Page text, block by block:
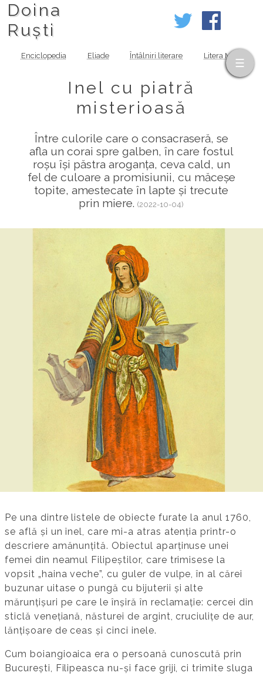
Doina
Ruști
Enciclopedia Eliade Întâlniri literare Litera MOV
Inel cu piatră
misterioasă
Între culorile care o consacraseră, se
afla un corai spre galben, în care fostul
roșu își păstra aroganța, ceva cald, un
fel de culoare a promisiunii, cu măceșe
topite, amestecate în lapte și trecute
prin miere.(2022-10-04)
Pe una dintre listele de obiecte furate la anul 1760,
se află și un inel, care mi-a atras atenția printr-o
descriere amănunțită. Obiectul aparținuse unei
femei din neamul Filipeștilor, care trimisese la
vopsit „haina veche”, cu guler de vulpe, în al cărei
buzunar uitase o pungă cu bijuterii și alte
mărunțișuri pe care le înșiră în reclamație: cercei din
sticlă venețiană, năsturei de argint, cruciulițe de aur,
lănțișoare de ceas și cinci inele.
Cum boiangioaica era o persoană cunoscută prin
București, Filipeasca nu-și face griji, ci trimite sluga